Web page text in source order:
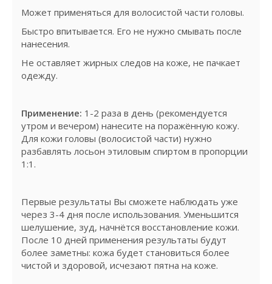
Может применяться для волосистой части головы.
Быстро впитывается. Его не нужно смывать после
нанесения.
Не оставляет жирных следов на коже, не пачкает
одежду.
Применение: 1-2 раза в день (рекомендуется
утром и вечером) нанесите на поражённую кожу.
Для кожи головы (волосистой части) нужно
разбавлять лосьон этиловым спиртом в пропорции
1:1.
Первые результаты Вы сможете наблюдать уже
через 3-4 дня после использования. Уменьшится
шелушение, зуд, начнётся восстановление кожи.
После 10 дней применения результаты будут
более заметны: кожа будет становиться более
чистой и здоровой, исчезают пятна на коже.